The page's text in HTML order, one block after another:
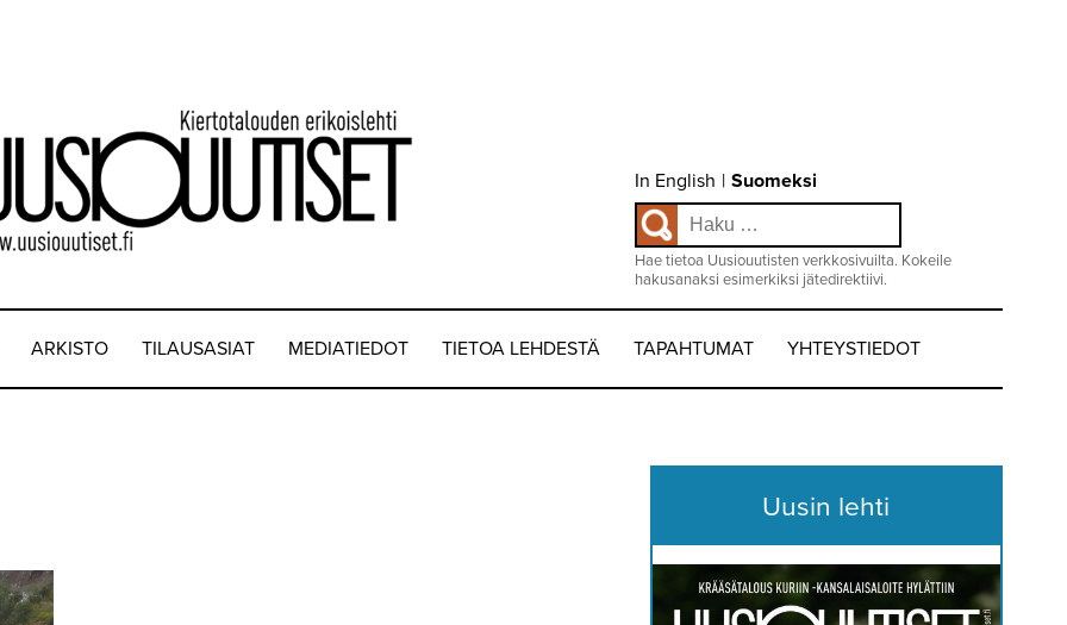
Choose
language
Valitse
kieli:
In English | Suomeksi
Haku:
Hae tietoa Uusiouutisten verkkosivuilta. Kokeile
hakusanaksi esimerkiksi jätedirektiivi.
ARKISTO TILAUSASIAT MEDIATIEDOT TIETOA LEHDESTÄ TAPAHTUMAT YHTEYSTIEDOT
Uusin lehti